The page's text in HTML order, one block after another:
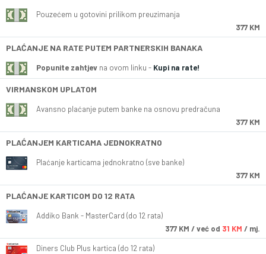
Pouzećem u gotovini prilikom preuzimanja
377 KM
PLAĆANJE NA RATE PUTEM PARTNERSKIH BANAKA
Popunite zahtjev na ovom linku - Kupi na rate!
VIRMANSKOM UPLATOM
Avansno plaćanje putem banke na osnovu predračuna
377 KM
PLAĆANJEM KARTICAMA JEDNOKRATNO
Plaćanje karticama jednokratno (sve banke)
377 KM
PLAĆANJE KARTICOM DO 12 RATA
Addiko Bank - MasterCard (do 12 rata)
377 KM / već od 31 KM / mj.
Diners Club Plus kartica (do 12 rata)